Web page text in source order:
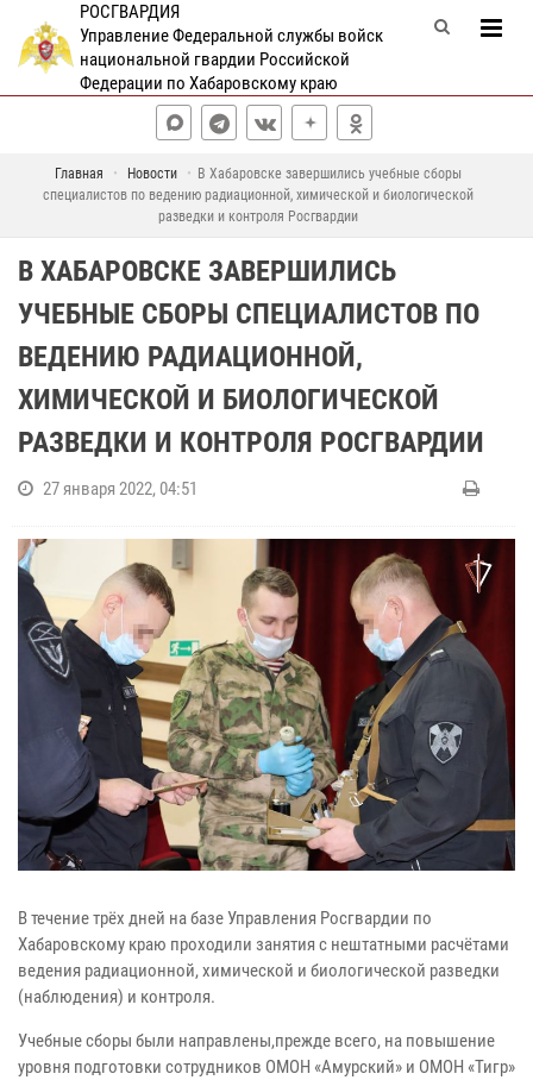
РОСГВАРДИЯ
Управление Федеральной службы войск
национальной гвардии Российской
Федерации по Хабаровскому краю
Главная Новости
В Хабаровске завершились учебные сборы
специалистов по ведению радиационной, химической и биологической
разведки и контроля Росгвардии
В ХАБАРОВСКЕ ЗАВЕРШИЛИСЬ
УЧЕБНЫЕ СБОРЫ СПЕЦИАЛИСТОВ ПО
ВЕДЕНИЮ РАДИАЦИОННОЙ,
ХИМИЧЕСКОЙ И БИОЛОГИЧЕСКОЙ
РАЗВЕДКИ И КОНТРОЛЯ РОСГВАРДИИ
27 января 2022, 04:51
В течение трёх дней на базе Управления Росгвардии по
Хабаровскому краю проходили занятия с нештатными расчётами
ведения радиационной, химической и биологической разведки
(наблюдения) и контроля.
Учебные сборы были направлены,прежде всего, на повышение
уровня подготовки сотрудников ОМОН «Амурский» и ОМОН «Тигр»